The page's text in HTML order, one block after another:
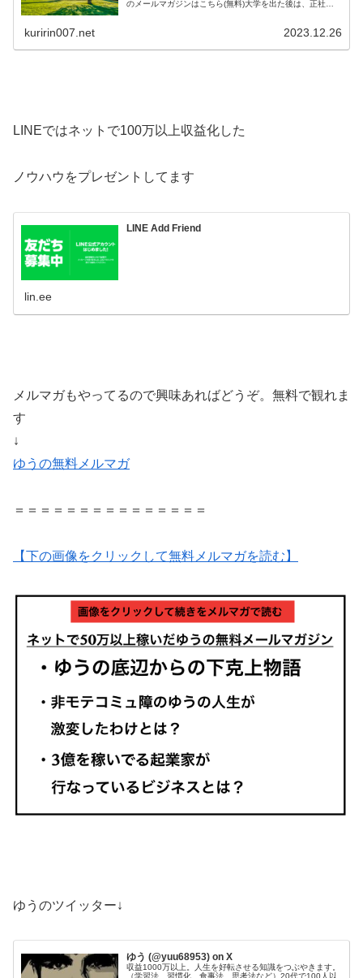
のメールマガジンはこちら(無料)大学を出た後は、正社員
kuririn007.net 2023.12.26
LINEではネットで100万以上収益化した
ノウハウをプレゼントしてます
LINE Add Friend
lin.ee
メルマガもやってるので興味あればどうぞ。無料で観れま
す
↓
ゆうの無料メルマガ
＝＝＝＝＝＝＝＝＝＝＝＝＝＝＝
【下の画像をクリックして無料メルマガを読む】
ゆうのツイッター↓
ゆう (@yuu68953) on X
収益1000万以上。人生を好転させる知識をつぶやきます。
（学習法、習慣化、食事法、思考法など）20代で100人以